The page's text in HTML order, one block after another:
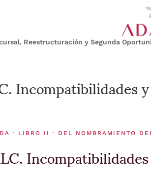
Reestructuración y Segunda
Incompatibilidades
· LIBRO II · DEL NOMBRAMIENTO